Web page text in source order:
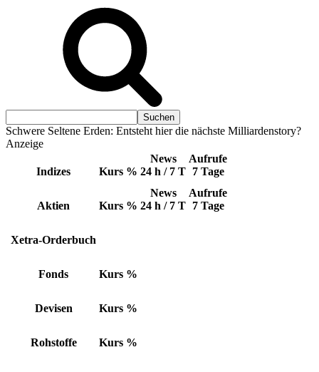
Schwere Seltene Erden: Entsteht hier die nächste Milliardenstory?
Anzeige
Indizes Kurs %
News
24 h / 7 T
Aufrufe
7 Tage
Aktien Kurs %
News
24 h / 7 T
Aufrufe
7 Tage
Xetra-Orderbuch
Fonds Kurs %
Devisen Kurs %
Rohstoffe Kurs %